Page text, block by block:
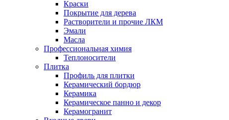
Краски
Покрытие для дерева
Растворители и прочие ЛКМ
Эмали
Масла
Профессиональная химия
Теплоносители
Плитка
Профиль для плитки
Керамический бордюр
Керамика
Керамическое панно и декор
Керамогранит